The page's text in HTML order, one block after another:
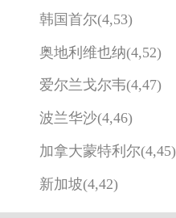
韩国首尔(4,53)
奥地利维也纳(4,52)
爱尔兰戈尔韦(4,47)
波兰华沙(4,46)
加拿大蒙特利尔(4,45)
新加坡(4,42)